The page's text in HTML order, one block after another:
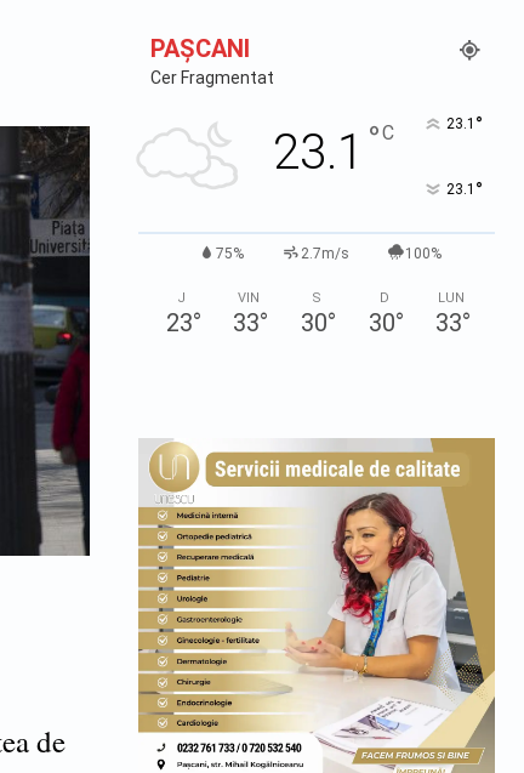
de
PAŞCANI
Cer Fragmentat
23.1 °C 23.1 °
23.1 °
75% 2.7m/s 100%
J
23°
VIN
33°
S
30°
D
30°
LUN
33°